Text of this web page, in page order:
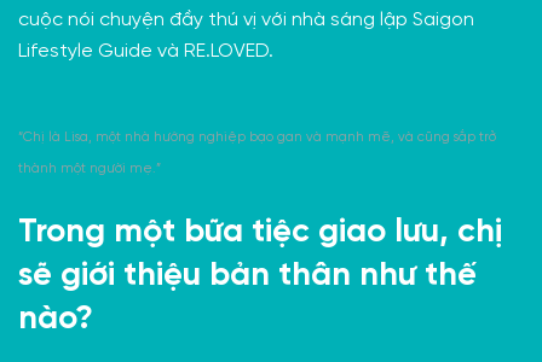
cuộc nói chuyện đầy thú vị với nhà sáng lập Saigon
Lifestyle Guide và RE.LOVED.
“Chị là Lisa, một nhà hướng nghiệp bạo gan và mạnh mẽ, và cũng sắp trở
thành một người mẹ.”
Trong một bữa tiệc giao lưu, chị
sẽ giới thiệu bản thân như thế
nào?